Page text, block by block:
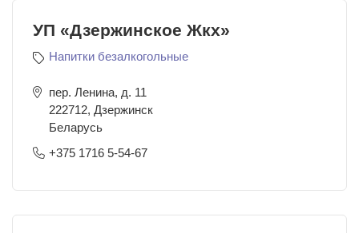
УП «Дзержинское Жкх»
Напитки безалкогольные
пер. Ленина, д. 11
222712, Дзержинск
Беларусь
+375 1716 5-54-67